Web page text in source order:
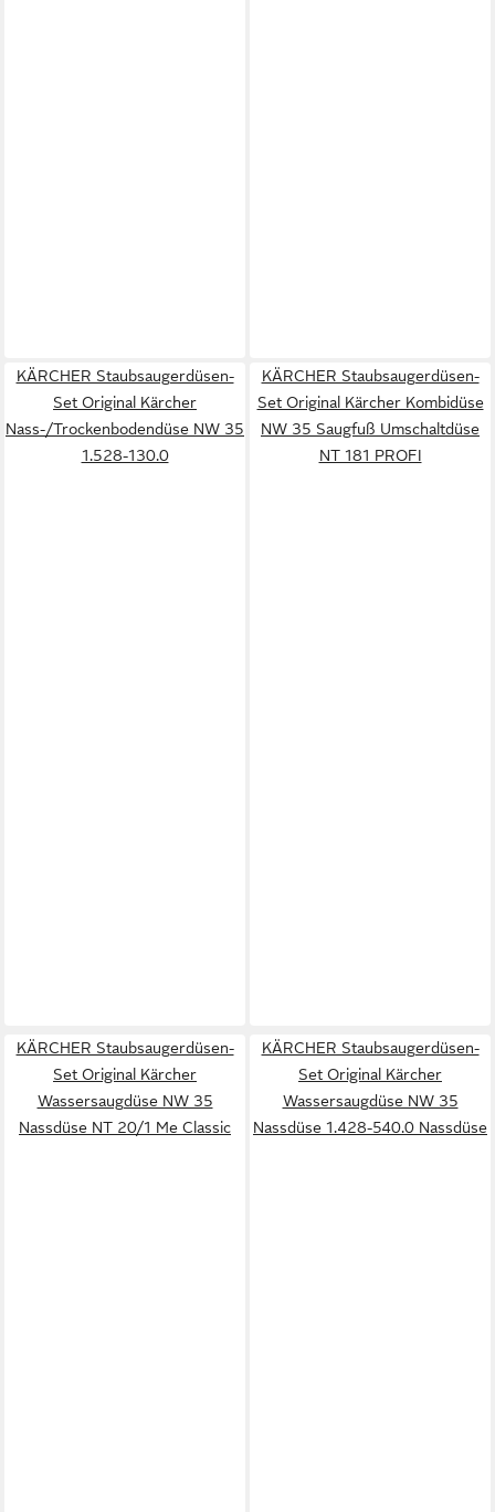
KÄRCHER Staubsaugerdüsen-
Set Original Kärcher
Nass-/Trockenbodendüse NW 35
1.528-130.0
KÄRCHER Staubsaugerdüsen-
Set Original Kärcher Kombidüse
NW 35 Saugfuß Umschaltdüse
NT 181 PROFI
KÄRCHER Staubsaugerdüsen-
Set Original Kärcher
Wassersaugdüse NW 35
Nassdüse NT 20/1 Me Classic
KÄRCHER Staubsaugerdüsen-
Set Original Kärcher
Wassersaugdüse NW 35
Nassdüse 1.428-540.0 Nassdüse